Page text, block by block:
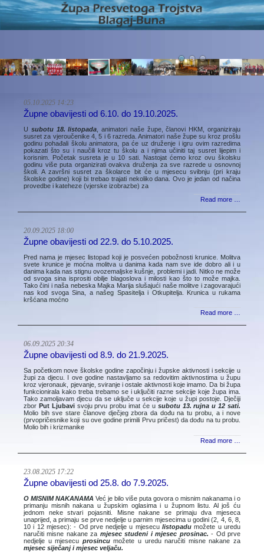
05.10.2025 14:23
Župne obavijesti od 6.10. do 19.10.2025.
U subotu 18. listopada , animatori naše župe, članovi HKM, organiziraju
susret za vjeroučenike 4, 5 i 6 razreda. Animatori naše župe su kroz prošlu
godinu pohađali školu animatora, pa će uz druženje i igru ovim razredima
pokazati što su i naučili kroz tu školu a i njima učiniti taj susret lijepim i
korisnim. Početak susreta je u 10 sati. Nastojat ćemo kroz ovu školsku
godinu više puta organizirati ovakva druženja za sve razrede u osnovnoj
školi. A završni susret za školarce bit će u mjesecu svibnju (pri kraju
školske godine) koji bi trebao trajati nekoliko dana. Ovo je jedan od načina
provedbe i kateheze (vjerske izobrazbe) za
Read more …
20.09.2025 18:00
Župne obavijesti od 22.9. do 5.10.2025.
Pred nama je mjesec listopad koji je posvećen pobožnosti krunice. Molitva
svete krunice je moćna molitva u danima kada nam sve ide dobro ali i u
danima kada nas stignu ovozemaljske kušnje, problemi i jadi. Nitko ne može
od svoga sina isprositi obilje blagoslova i milosti kao što to može majka.
Tako čini i naša nebeska Majka Marija slušajući naše molitve i zagovarajući
nas kod svoga Sina, a našeg Spasitelja i Otkupitelja. Krunica u rukama
kršćana moćno
Read more …
06.09.2025 20:34
Župne obavijesti od 8.9. do 21.9.2025.
Sa početkom nove školske godine započinju i župske aktivnosti i sekcije u
župi za djecu. I ove godine nastavljamo sa redovitim aktivnostima u župu
kroz vjeronauk, pjevanje, sviranje i ostale aktivnosti koje imamo. Da bi župa
funkcionirala kako treba trebamo se i uključiti razne sekcije koje župa ima.
Tako zamoljavam djecu da se uključe u sekcije koje u župi postoje. Dječiji
zbor Put Ljubavi svoju prvu probu imat će u subotu 13. rujna u 12 sati.
Molio bih sve stare članove dječjeg zbora da dođu na tu probu, a i nove
(prvopričesnike koji su ove godine primili Prvu pričest) da dođu na tu probu.
Molio bih i krizmanike
Read more …
23.08.2025 17:22
Župne obavijesti od 25.8. do 7.9.2025.
O MISNIM NAKANAMA Već je bilo više puta govora o misnim nakanama i o
primanju mis­nih nakana u župskim oglasima i u župnom listu. Al još ću
jednom neke stvari pojasniti. Misne nakane se primaju dva mjeseca
unaprijed, a primaju se prve nedjelje u parnim mjesecima u godini (2, 4, 6, 8,
10 i 12 mjesec): - Od prve nedjelje u mjeseculistopadumožete u uredu
naručiti misne nakane za mjesec studeni i mjesec prosinac.- Od prve
nedjelje u mjesecu prosincumožete u uredu naručiti misne nakane za
mjesec siječanj i mjesec veljaču.